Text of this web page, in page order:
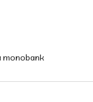
monobank